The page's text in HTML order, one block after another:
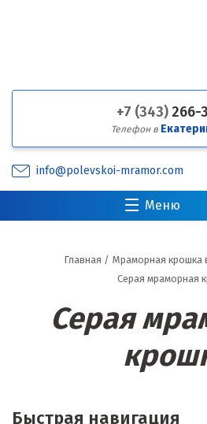
+7 (343) 266-
Телефон в
info@polevskoi-mramor.com
Меню
Главная / Мраморная крошка
Серая мраморная
Серая
Быстрая навигация